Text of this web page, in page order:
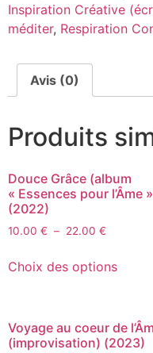
Inspiration Créative
méditer, Respiration
Avis (0)
Produits
Douce Grâce (album
« Essences pour l’Âme
(2022)
10.00 € – 22.00 €
Choix des options
Voyage au coeur de
(improvisation) (2023)